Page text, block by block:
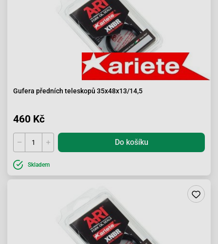
Gufera předních teleskopů 35x48x13/14,5
460 Kč
Do košíku
Skladem